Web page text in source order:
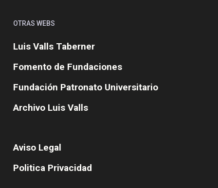
OTRAS WEBS
Luis Valls Taberner
Fomento de Fundaciones
Fundación Patronato Universitario
Archivo Luis Valls
Aviso Legal
Politica Privacidad